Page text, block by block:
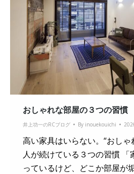
おしゃれな部屋の３つの習慣
井上功一のRCブログ By inouekouichi
高い家具はいらない。“おしゃ
人が続けている３つの習慣 「
っているけど、どこか部屋が